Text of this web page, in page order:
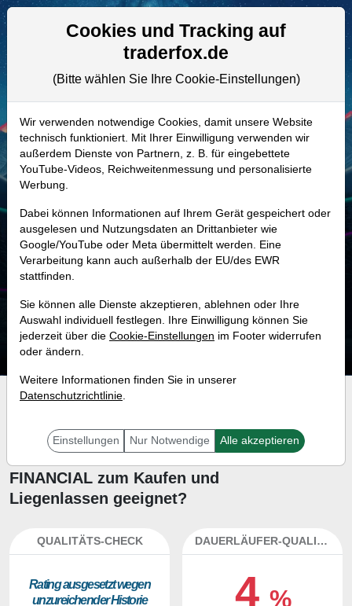
Aktien- und Artikelsuche
895305 | WBS–WEBSTER
FINANCIAL Aktie
Realtime-Aktienkurs:
- - -
-
Marktkapitalisierung 12,80 Mrd. USD
Unternehmenswert
Umsatz 2,89 Mrd. USD
Investment-Check:
Kaufempfehlung?
Ist die Aktie von WEBSTER
FINANCIAL zum Kaufen und
Liegenlassen geeignet?
QUALITÄTS-CHECK
Ra­ting aus­ge­setzt we­gen
un­zu­rei­chen­der His­to­rie
DAUERLÄUFER-QUALITÄTEN
4 %
Cookies und Tracking auf
traderfox.de
(Bitte wählen Sie Ihre Cookie-Einstellungen)
Wir verwenden notwendige Cookies, damit unsere Website
technisch funktioniert. Mit Ihrer Einwilligung verwenden wir
außerdem Dienste von Partnern, z. B. für eingebettete
YouTube-Videos, Reichweitenmessung und personalisierte
Werbung.
Dabei können Informationen auf Ihrem Gerät gespeichert oder
ausgelesen und Nutzungsdaten an Drittanbieter wie
Google/YouTube oder Meta übermittelt werden. Eine
Verarbeitung kann auch außerhalb der EU/des EWR
stattfinden.
Sie können alle Dienste akzeptieren, ablehnen oder Ihre
Auswahl individuell festlegen. Ihre Einwilligung können Sie
jederzeit über die Cookie-Einstellungen im Footer widerrufen
oder ändern.
Weitere Informationen finden Sie in unserer
Datenschutzrichtlinie.
Einstellungen Nur Notwendige Alle akzeptieren